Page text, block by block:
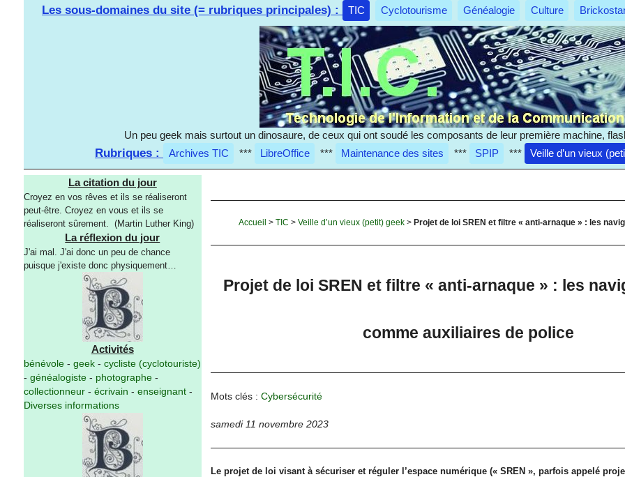
Les sous-domaines du site (= rubriques principales) : TIC Cyclotourisme Généalogie Culture
Un peu geek mais surtout un dinosaure, de ceux qui ont soudé les composants de leur première machine,
Rubriques : Archives TIC *** LibreOffice *** Maintenance des sites *** SPIP *** Veille d’un vieux
La citation du jour
Croyez en vos rêves et ils se réaliseront
peut-être. Croyez en vous et ils se
réaliseront sûrement. (Martin Luther King)
La réflexion du jour
J'ai mal. J'ai donc un peu de chance
puisque j'existe donc physiquement…
Activités
bénévole- geek- cycliste (cyclotouriste)
- généalogiste- photographe-
collectionneur- écrivain - enseignant-
Diverses informations
Accueil > TIC > Veille d’un vieux (petit) geek> Projet de loi SREN et filtre « anti-arnaque » : les
Projet de loi SREN et filtre « anti-arnaque » : les
comme auxiliaires de police
Mots clés : Cybersécurité
samedi 11 novembre 2023
Le projet de loi visant à sécuriser et réguler l’espace numérique (« SREN », parfois appelé